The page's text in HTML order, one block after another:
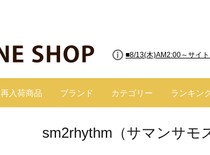
■8/13(木)AM2:00～サイ
再入荷商品 ブランド カテゴリー ランキン
sm2rhythm（サマンサモ